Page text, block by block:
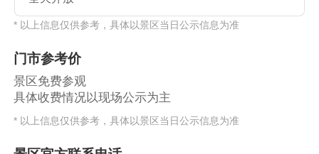
* 以上信息仅供参考，具体以景区当日公示信息为准
门市参考价
景区免费参观
具体收费情况以现场公示为主
* 以上信息仅供参考，具体以景区当日公示信息为准